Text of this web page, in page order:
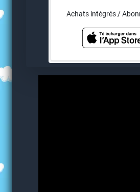
Achats intégrés /